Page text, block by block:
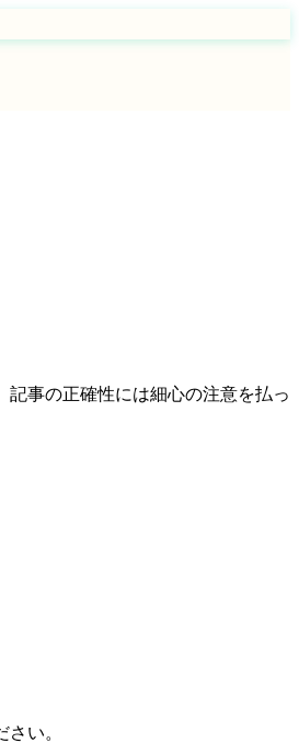
記事の正確性には細心の注意を払っ
い。